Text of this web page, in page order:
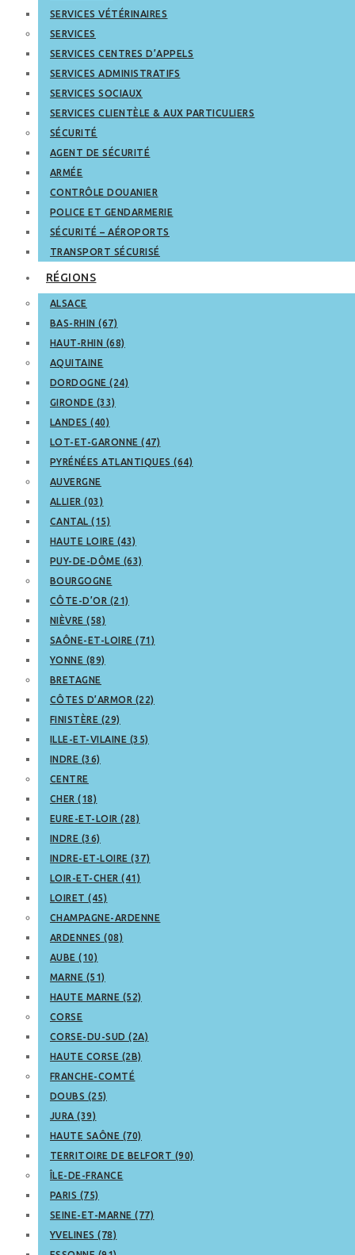
SERVICES VÉTÉRINAIRES
SERVICES
SERVICES CENTRES D’APPELS
SERVICES ADMINISTRATIFS
SERVICES SOCIAUX
SERVICES CLIENTÈLE & AUX PARTICULIERS
SÉCURITÉ
AGENT DE SÉCURITÉ
ARMÉE
CONTRÔLE DOUANIER
POLICE ET GENDARMERIE
SÉCURITÉ – AÉROPORTS
TRANSPORT SÉCURISÉ
RÉGIONS
ALSACE
BAS-RHIN (67)
HAUT-RHIN (68)
AQUITAINE
DORDOGNE (24)
GIRONDE (33)
LANDES (40)
LOT-ET-GARONNE (47)
PYRÉNÉES ATLANTIQUES (64)
AUVERGNE
ALLIER (03)
CANTAL (15)
HAUTE LOIRE (43)
PUY-DE-DÔME (63)
BOURGOGNE
CÔTE-D’OR (21)
NIÈVRE (58)
SAÔNE-ET-LOIRE (71)
YONNE (89)
BRETAGNE
CÔTES D’ARMOR (22)
FINISTÈRE (29)
ILLE-ET-VILAINE (35)
INDRE (36)
CENTRE
CHER (18)
EURE-ET-LOIR (28)
INDRE (36)
INDRE-ET-LOIRE (37)
LOIR-ET-CHER (41)
LOIRET (45)
CHAMPAGNE-ARDENNE
ARDENNES (08)
AUBE (10)
MARNE (51)
HAUTE MARNE (52)
CORSE
CORSE-DU-SUD (2A)
HAUTE CORSE (2B)
FRANCHE-COMTÉ
DOUBS (25)
JURA (39)
HAUTE SAÔNE (70)
TERRITOIRE DE BELFORT (90)
ÎLE-DE-FRANCE
PARIS (75)
SEINE-ET-MARNE (77)
YVELINES (78)